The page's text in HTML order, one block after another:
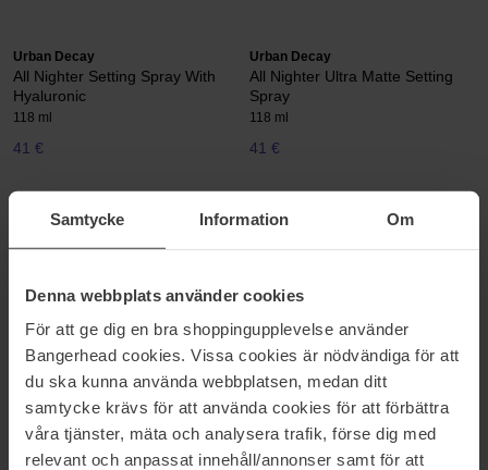
Samtycke Information Om
Denna webbplats använder cookies
För att ge dig en bra shoppingupplevelse använder
Bangerhead cookies. Vissa cookies är nödvändiga för att
du ska kunna använda webbplatsen, medan ditt
samtycke krävs för att använda cookies för att förbättra
våra tjänster, mäta och analysera trafik, förse dig med
relevant och anpassat innehåll/annonser samt för att
Urban Decay
All Nighter Setting Spray With
Hyaluronic
118 ml
41 €
Urban Decay
All Nighter Ultra Matte Setting
Spray
118 ml
41 €
Urban Decay
Naked 3 Palette
55 €
Urban Decay
26 €
Urban Decay
Eyeshadow Primer Potion Anti-
Aging
10 ml
30 €
Urban Decay
Face Bond Waterproof Liquid
Luminizer All Day Glow
30 ml
48 €